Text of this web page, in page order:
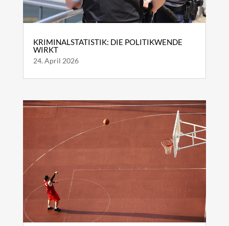
KRIMINALSTATISTIK: DIE POLITIKWENDE
WIRKT
24. April 2026